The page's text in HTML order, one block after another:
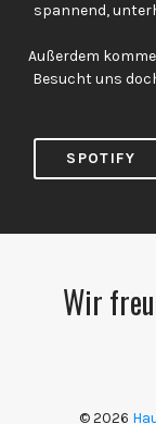
spannend,
Außerdem
Besucht uns
SPOTIFY
Wir
© 2026